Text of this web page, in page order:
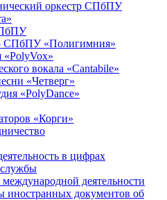
оркестр СПбПУ
СПбПУ «Полигимния»
«PolyVox»
вокала «Cantabile»
«Четверг»
«PolyDance»
«Корги»
в цифрах
деятельности
иностранных документов об